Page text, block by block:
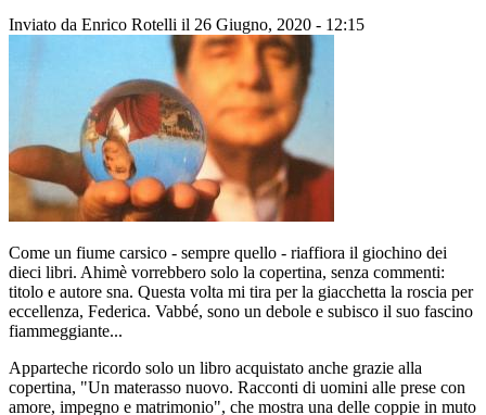
Inviato da Enrico Rotelli il 26 Giugno, 2020 - 12:15
Come un fiume carsico - sempre quello - riaffiora il giochino dei
dieci libri. Ahimè vorrebbero solo la copertina, senza commenti:
titolo e autore sna. Questa volta mi tira per la giacchetta la roscia per
eccellenza, Federica. Vabbé, sono un debole e subisco il suo fascino
fiammeggiante...
Apparteche ricordo solo un libro acquistato anche grazie alla
copertina, "Un materasso nuovo. Racconti di uomini alle prese con
amore, impegno e matrimonio", che mostra una delle coppie in muto